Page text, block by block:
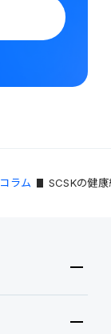
コラム SCSKの健